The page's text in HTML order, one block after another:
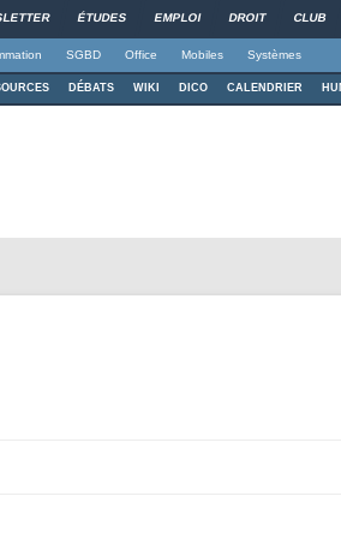
ÉTUDES EMPLOI DROIT CLUB
SGBD Office Mobiles Systèmes
DÉBATS WIKI DICO CALENDRIER